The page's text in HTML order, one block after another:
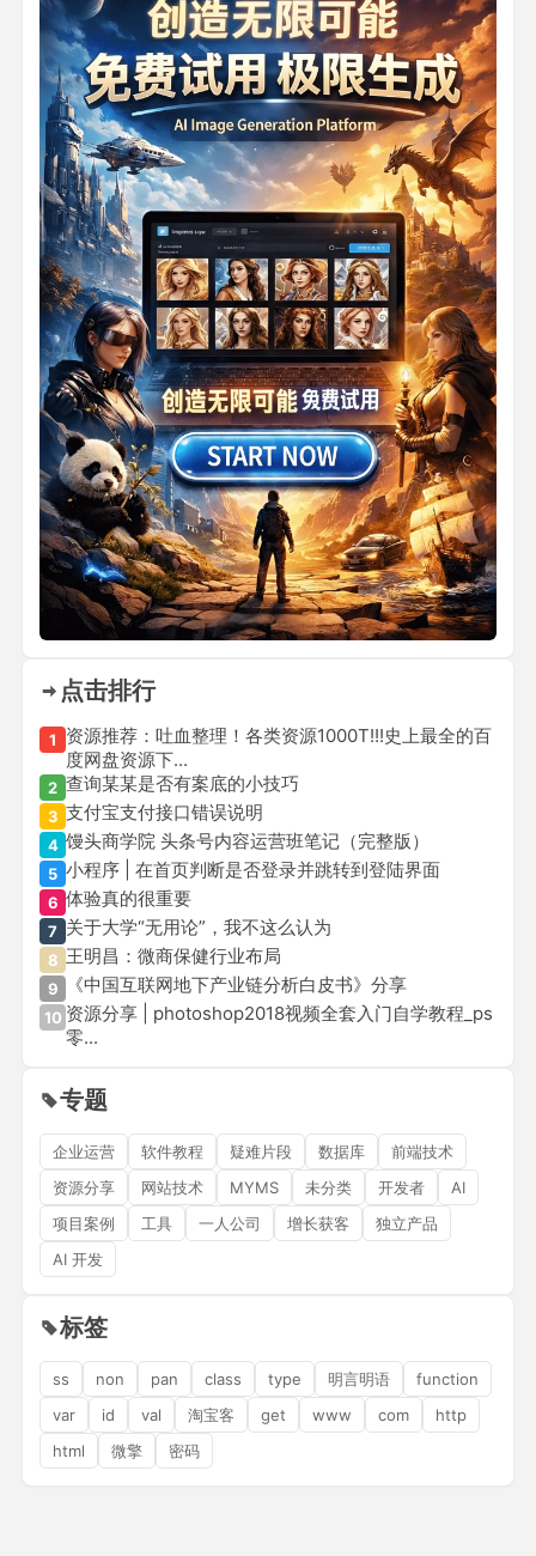
点击排行
1
资源推荐：吐血整理！各类资源1000T!!!史上最全的百
度网盘资源下...
2 查询某某是否有案底的小技巧
3 支付宝支付接口错误说明
4 馒头商学院 头条号内容运营班笔记（完整版）
5 小程序 | 在首页判断是否登录并跳转到登陆界面
6 体验真的很重要
7 关于大学“无用论”，我不这么认为
8 王明昌：微商保健行业布局
9 《中国互联网地下产业链分析白皮书》分享
10 资源分享 | photoshop2018视频全套入门自学教程_ps
零...
专题
企业运营 软件教程 疑难片段 数据库
前端技术
资源分享
网站技术 MYMS 未分类 开发者
AI
项目案例
工具 一人公司 增长获客
独立产品
AI 开发
标签
ss non pan class type 明言明语
function
var
id val 淘宝客 get www com
http
html
微擎 密码